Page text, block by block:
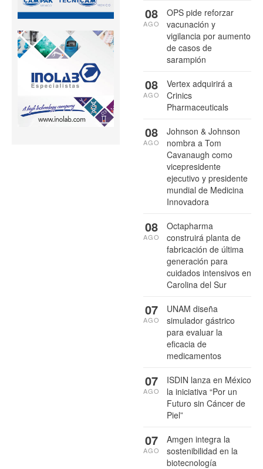
OPS pide reforzar
vacunación y
vigilancia por aumento
de casos de
sarampión
08
AGO
Vertex adquirirá a
Crinics
Pharmaceuticals
08
AGO
Johnson & Johnson
nombra a Tom
Cavanaugh como
vicepresidente
ejecutivo y presidente
mundial de Medicina
Innovadora
08
AGO
Octapharma
construirá planta de
fabricación de última
generación para
cuidados intensivos en
Carolina del Sur
08
AGO
UNAM diseña
simulador gástrico
para evaluar la
eficacia de
medicamentos
07
AGO
ISDIN lanza en México
la iniciativa “Por un
Futuro sin Cáncer de
Piel”
07
AGO
Amgen integra la
sostenibilidad en la
biotecnología
07
AGO